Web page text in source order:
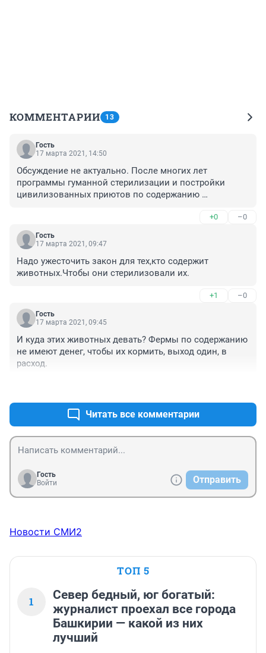
КОММЕНТАРИИ 13
Гость
17 марта 2021, 14:50
Обсуждение не актуально. После многих лет
программы гуманной стерилизации и постройки
цивилизованных приютов по содержанию
бездомных собак. все пристроены, у всех будки и
питание. Благо ежегодно огромные средства на это
выделяются. Еще и детей водят в приюты для того
добрыми и ответственными. Все хорошо! Как и
должно быть среди людей.
+0 –0
Гость
17 марта 2021, 09:47
Надо ужесточить закон для тех,кто содержит
животных.Чтобы они стерилизовали их.
+1 –0
Гость
17 марта 2021, 09:45
И куда этих животных девать? Фермы по содержанию
не имеют денег, чтобы их кормить, выход один, в
расход.
Читать все комментарии
Гость
Войти
Отправить
Новости СМИ2
ТОП 5
1
Север бедный, юг богатый:
журналист проехал все города
Башкирии — какой из них
лучший